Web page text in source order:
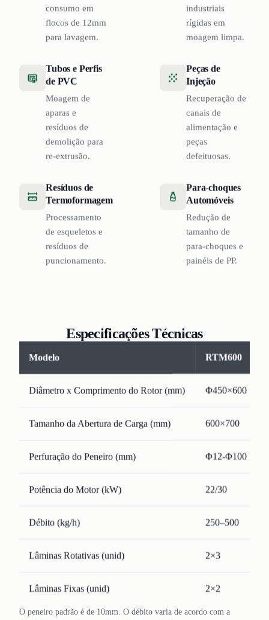
consumo em
flocos de 12mm
para lavagem.
industriais
rígidas em
moagem limpa.
Tubos e Perfis
de PVC
Moagem de
aparas e
resíduos de
demolição para
re-extrusão.
Peças de
Injeção
Recuperação de
canais de
alimentação e
peças
defeituosas.
Resíduos de
Termoformagem
Processamento
de esqueletos e
resíduos de
puncionamento.
Para-choques
Automóveis
Redução de
tamanho de
para-choques e
painéis de PP.
Especificações Técnicas
Modelo RTM600
Diâmetro x Comprimento do Rotor (mm) Φ450×600
Tamanho da Abertura de Carga (mm) 600×700
Perfuração do Peneiro (mm) Φ12-Φ100
Potência do Motor (kW) 22/30
Débito (kg/h) 250–500
Lâminas Rotativas (unid) 2×3
Lâminas Fixas (unid) 2×2
O peneiro padrão é de 10mm. O débito varia de acordo com a